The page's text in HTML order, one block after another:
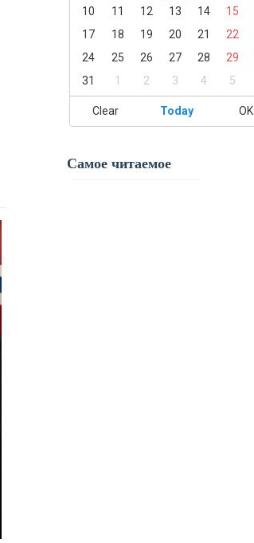
10
11 12 13 14 15
17
18 19 20 21 22
24
25 26 27 28 29
31
1 2 3 4 5
Clear Today OK
Самое читаемое